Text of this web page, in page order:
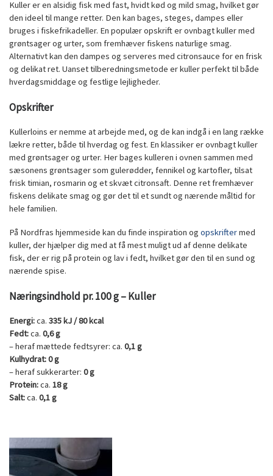
Kuller er en alsidig fisk med fast, hvidt kød og mild smag, hvilket gør
den ideel til mange retter. Den kan bages, steges, dampes eller
bruges i fiskefrikadeller. En populær opskrift er ovnbagt kuller med
grøntsager og urter, som fremhæver fiskens naturlige smag.
Alternativt kan den dampes og serveres med citronsauce for en frisk
og delikat ret. Uanset tilberedningsmetode er kuller perfekt til både
hverdagsmiddage og festlige lejligheder.
Opskrifter
Kullerloins er nemme at arbejde med, og de kan indgå i en lang række
lækre retter, både til hverdag og fest. En klassiker er ovnbagt kuller
med grøntsager og urter. Her bages kulleren i ovnen sammen med
sæsonens grøntsager som gulerødder, fennikel og kartofler, tilsat
frisk timian, rosmarin og et skvæt citronsaft. Denne ret fremhæver
fiskens delikate smag og gør det til et sundt og nærende måltid for
hele familien.
På Nordfras hjemmeside kan du finde inspiration og opskriftermed
kuller, der hjælper dig med at få mest muligt ud af denne delikate
fisk, der er rig på protein og lav i fedt, hvilket gør den til en sund og
nærende spise.
Næringsindhold pr. 100 g – Kuller
Energi:ca. 335 kJ / 80 kcal
Fedt:ca. 0,6 g
– heraf mættede fedtsyrer: ca. 0,1 g
Kulhydrat:0 g
– heraf sukkerarter: 0 g
Protein:ca. 18 g
Salt:ca. 0,1 g